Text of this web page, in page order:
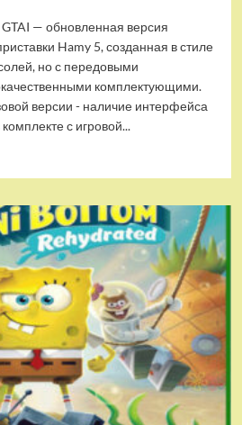
— обновленная версия
Hamy 5, созданная в стиле
но с передовыми
комплектующими.
версии - наличие интерфейса
с игровой...